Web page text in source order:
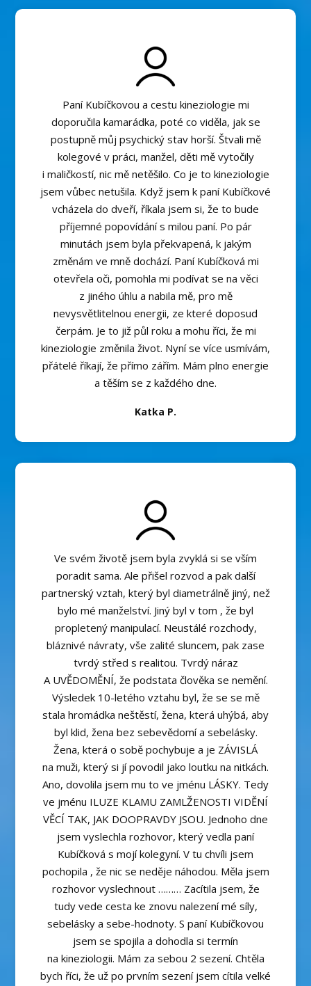
Paní Kubíčkovou a cestu kineziologie mi
doporučila kamarádka, poté co viděla, jak se
postupně můj psychický stav horší. Štvali mě
kolegové v práci, manžel, děti mě vytočily
i maličkostí, nic mě netěšilo. Co je to kineziologie
jsem vůbec netušila. Když jsem k paní Kubíčkové
vcházela do dveří, říkala jsem si, že to bude
příjemné popovídání s milou paní. Po pár
minutách jsem byla překvapená, k jakým
změnám ve mně dochází. Paní Kubíčková mi
otevřela oči, pomohla mi podívat se na věci
z jiného úhlu a nabila mě, pro mě
nevysvětlitelnou energii, ze které doposud
čerpám. Je to již půl roku a mohu říci, že mi
kineziologie změnila život. Nyní se více usmívám,
přátelé říkají, že přímo zářím. Mám plno energie
a těším se z každého dne.
Katka P.
Ve svém životě jsem byla zvyklá si se vším
poradit sama. Ale přišel rozvod a pak další
partnerský vztah, který byl diametrálně jiný, než
bylo mé manželství. Jiný byl v tom , že byl
propletený manipulací. Neustálé rozchody,
bláznivé návraty, vše zalité sluncem, pak zase
tvrdý střed s realitou. Tvrdý náraz
A UVĚDOMĚNÍ, že podstata člověka se nemění.
Výsledek 10-letého vztahu byl, že se se mě
stala hromádka neštěstí, žena, která uhýbá, aby
byl klid, žena bez sebevědomí a sebelásky.
Žena, která o sobě pochybuje a je ZÁVISLÁ
na muži, který si jí povodil jako loutku na nitkách.
Ano, dovolila jsem mu to ve jménu LÁSKY. Tedy
ve jménu ILUZE KLAMU ZAMLŽENOSTI VIDĚNÍ
VĚCÍ TAK, JAK DOOPRAVDY JSOU. Jednoho dne
jsem vyslechla rozhovor, který vedla paní
Kubíčková s mojí kolegyní. V tu chvíli jsem
pochopila , že nic se neděje náhodou. Měla jsem
rozhovor vyslechnout ……… Zacítila jsem, že
tudy vede cesta ke znovu nalezení mé síly,
sebelásky a sebe-hodnoty. S paní Kubíčkovou
jsem se spojila a dohodla si termín
na kineziologii. Mám za sebou 2 sezení. Chtěla
bych říci, že už po prvním sezení jsem cítila velké